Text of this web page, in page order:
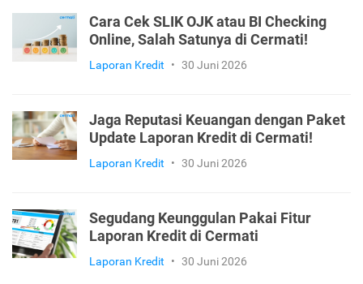
Cara Cek SLIK OJK atau BI Checking
Online, Salah Satunya di Cermati!
Laporan Kredit • 30 Juni 2026
Jaga Reputasi Keuangan dengan Paket
Update Laporan Kredit di Cermati!
Laporan Kredit • 30 Juni 2026
Segudang Keunggulan Pakai Fitur
Laporan Kredit di Cermati
Laporan Kredit • 30 Juni 2026